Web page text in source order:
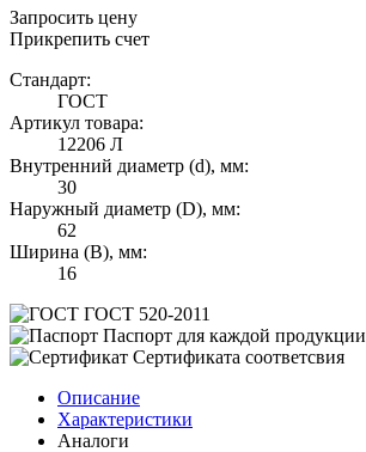
Запросить цену
Прикрепить счет
Стандарт:
ГОСТ
Артикул товара:
12206 Л
Внутренний диаметр (d), мм:
30
Наружный диаметр (D), мм:
62
Ширина (B), мм:
16
ГОСТ 520-2011
Паспорт для каждой продукции
Сертификата соответсвия
Описание
Характеристики
Аналоги